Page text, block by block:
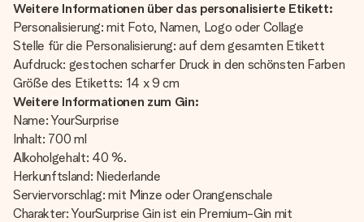
Weitere Informationen über das personalisierte Etikett:
Personalisierung: mit Foto, Namen, Logo oder Collage
Stelle für die Personalisierung: auf dem gesamten Etikett
Aufdruck: gestochen scharfer Druck in den schönsten Farben
Größe des Etiketts: 14 x 9 cm
Weitere Informationen zum Gin:
Name: YourSurprise
Inhalt: 700 ml
Alkoholgehalt: 40 %.
Herkunftsland: Niederlande
Serviervorschlag: mit Minze oder Orangenschale
Charakter: YourSurprise Gin ist ein Premium-Gin mit